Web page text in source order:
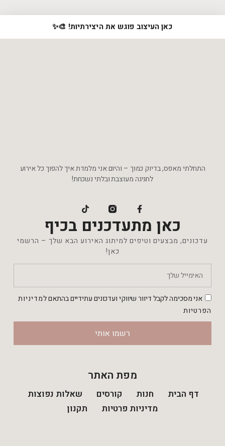
כאן העיצוב פוגש את היצירתיות! 🎨✨
התחלתי מאפס, בדיוק כמוך – והיום אני מלמדת איך להפוך כל אירוע
לחגיגה מעוצבת ובלתי נשכחת!
כאן מתעדכנים בכיף
עדכונים, מבצעים וטיפים למיתוג האירוע הבא שלך – הרשמי
כאן!
אני מסכימה לקבל דיוור שיווקי ועדכונים עתידיים בהתאם למדיניות
הפרטיות
רשמו אותי
מפת האתר
דף הבית חנות קורסים
שאלות נפוצות
מדיניות פרטיות
תקנון